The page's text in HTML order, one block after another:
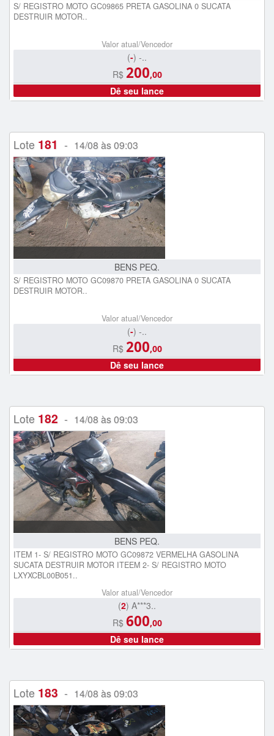
S/ REGISTRO MOTO GC09865 PRETA GASOLINA 0 SUCATA
DESTRUIR MOTOR..
Valor atual/Vencedor
(-) -..
R$ 200,00
Dê seu lance
Lote 181 - 14/08 às 09:03
BENS PEQ.
S/ REGISTRO MOTO GC09870 PRETA GASOLINA 0 SUCATA
DESTRUIR MOTOR..
Valor atual/Vencedor
(-) -..
R$ 200,00
Dê seu lance
Lote 182 - 14/08 às 09:03
BENS PEQ.
ITEM 1- S/ REGISTRO MOTO GC09872 VERMELHA GASOLINA
SUCATA DESTRUIR MOTOR ITEEM 2- S/ REGISTRO MOTO
LXYXCBL00B051..
Valor atual/Vencedor
(2) A***3..
R$ 600,00
Dê seu lance
Lote 183 - 14/08 às 09:03